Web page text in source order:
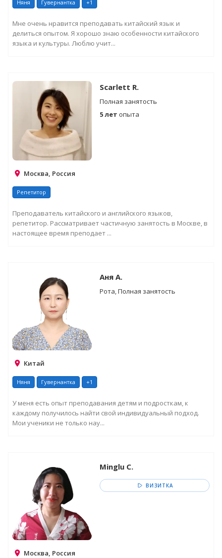
Няня Гувернантка +1
Мне очень нравится преподавать китайский язык и
делиться опытом. Я хорошо знаю особенности китайского
языка и культуры. Люблю учит...
Scarlett R.
Полная занятость
5 лет опыта
Москва, Россия
Репетитор
Преподаватель китайского и английского языков,
репетитор. Рассматривает частичную занятость в Москве, в
настоящее время преподает ...
Аня A.
Рота, Полная занятость
Китай
Няня Гувернантка +1
У меня есть опыт преподавания детям и подросткам, к
каждому получилось найти свой индивидуальный подход.
Мои ученики не только нау...
Minglu C.
ВИЗИТКА
Москва, Россия